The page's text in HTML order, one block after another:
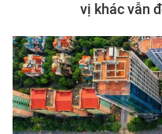
vị khác vẫn